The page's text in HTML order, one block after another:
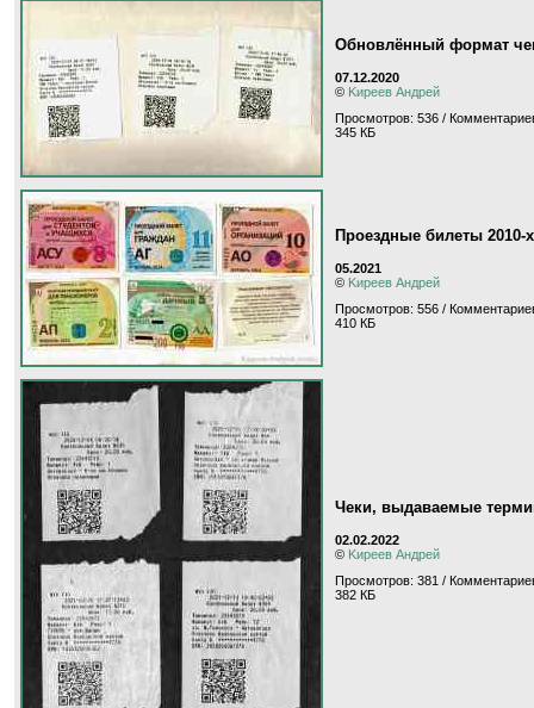
Обновлённый формат
07.12.2020
© Kиpeeв Aндpeй
Просмотров: 536 /
345 КБ
Проездные билеты 2010-
05.2021
© Kиpeeв Aндpeй
Просмотров: 556 /
410 КБ
Чеки, выдаваемые
02.02.2022
© Kиpeeв Aндpeй
Просмотров: 381 /
382 КБ